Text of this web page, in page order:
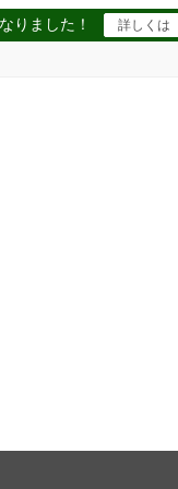
りました！ 詳しくは